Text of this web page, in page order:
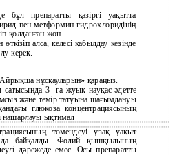
бұл препаратты қазіргі уақытта
пен метформин гидрохлоридінің
қолданған жөн.
алса, келесі қабылдау кезінде
керек.
нұсқауларын» қараңыз.
сатысында 3-ға жуық науқас әдетте
және темір татуына шағымдануы
глюкоза концентрациясының
нашарлауы ықтимал
төмендеуі ұзақ уақыт
байқалды. Фолий қышқылының
дәрежеде емес. Осы препаратты